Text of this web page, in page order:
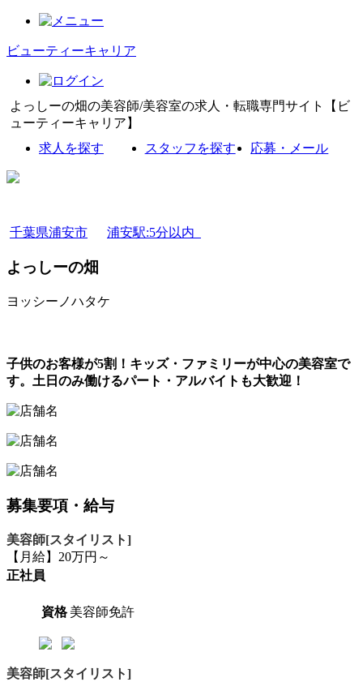
ビューティーキャリア
よっしーの畑の美容師/美容室の求人・転職専門サイト【ビ
ューティーキャリア】
求人を探す
スタッフを探す 応募・メール
千葉県浦安市 浦安駅:5分以内
よっしーの畑
ヨッシーノハタケ
子供のお客様が5割！キッズ・ファミリーが中心の美容室で
す。土日のみ働けるパート・アルバイトも大歓迎！
募集要項・給与
美容師[スタイリスト]
【月給】20万円～
正社員
資格 美容師免許
美容師[スタイリスト]